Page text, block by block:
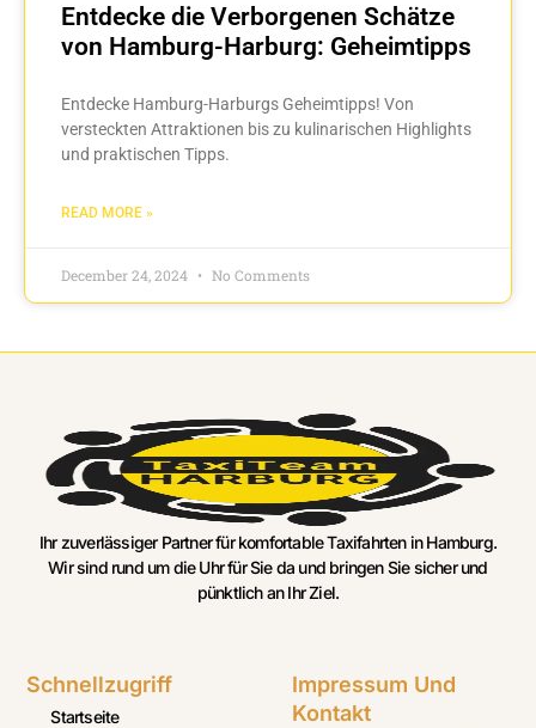
Entdecke die Verborgenen Schätze
von Hamburg-Harburg: Geheimtipps
Entdecke Hamburg-Harburgs Geheimtipps! Von
versteckten Attraktionen bis zu kulinarischen Highlights
und praktischen Tipps.
READ MORE »
December 24, 2024 No Comments
Ihr zuverlässiger Partner für komfortable Taxifahrten in Hamburg.
Wir sind rund um die Uhr für Sie da und bringen Sie sicher und
pünktlich an Ihr Ziel.
Schnellzugriff
Startseite
Impressum Und
Kontakt